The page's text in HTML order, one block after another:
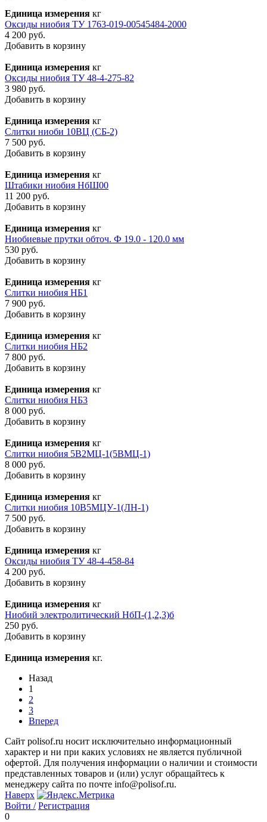
Единица измерения кг
Оксиды ниобия ТУ 1763-019-00545484-2000
4 200 руб.
Добавить в корзину
Единица измерения кг
Оксиды ниобия ТУ 48-4-275-82
3 980 руб.
Добавить в корзину
Единица измерения кг
Слитки ниоби 10ВЦ (СБ-2)
7 500 руб.
Добавить в корзину
Единица измерения кг
Штабики ниобия НбШ00
11 200 руб.
Добавить в корзину
Единица измерения кг
Ниобиевые прутки обточ. Ф 19.0 - 120.0 мм
530 руб.
Добавить в корзину
Единица измерения кг
Слитки ниобия НБ1
7 900 руб.
Добавить в корзину
Единица измерения кг
Слитки ниобия НБ2
7 800 руб.
Добавить в корзину
Единица измерения кг
Слитки ниобия НБ3
8 000 руб.
Добавить в корзину
Единица измерения кг
Слитки ниобия 5В2МЦ-1(5ВМЦ-1)
8 000 руб.
Добавить в корзину
Единица измерения кг
Слитки ниобия 10В5МЦУ-1(ЛН-1)
7 500 руб.
Добавить в корзину
Единица измерения кг
Оксиды ниобия ТУ 48-4-458-84
4 200 руб.
Добавить в корзину
Единица измерения кг
Ниобий электролитический НбП-(1,2,3)б
250 руб.
Добавить в корзину
Единица измерения кг.
Назад
1
2
3
Вперед
Сайт polisof.ru носит исключительно информационный
характер и ни при каких условиях не является публичной
офертой. Для получения информации о наличии и стоимости
представленных товаров и (или) услуг обращайтесь к
менеджеру сайта по почте info@polisof.ru.
Наверх
Войти / Регистрация
0